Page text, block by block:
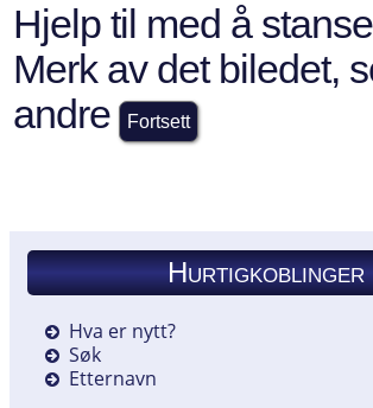
Hjelp til med å
Merk av det biledet,
andre
Hurtigkoblinger
Hva er nytt?
Søk
Etternavn